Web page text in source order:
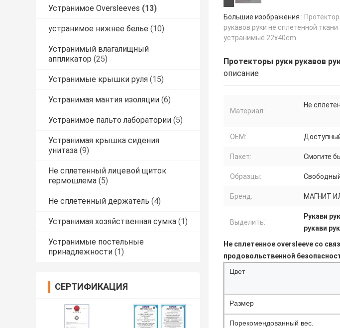
Устранимое Oversleeves (13)
устранимое нижнее белье (10)
Устранимый влагалищный
аппликатор (25)
Устранимые крышки руля (15)
Устранимая мантия изоляции (6)
Устранимое пальто лаборатории (5)
Устранимая крышка сидения
унитаза (9)
Не сплетенный лицевой щиток
гермошлема (5)
Не сплетенный держатель (4)
Устранимая хозяйственная сумка (1)
Устранимые постельные
принадлежности (1)
СЕРТИФИКАЦИЯ
Большие изображения :
рукавов руки не сплетенной ткани
устранимые 22x40cm
Протекторы руки рукавов
описание
Материал:
Не
OEM:
Пакет: Смогите
Образцы:
Бренд: МАГНИТ
Выделить:
Рукави
рукави
Не сплетенное oversleeve со
продовольственной
Цвет
Размер
Порекомендованный вес.